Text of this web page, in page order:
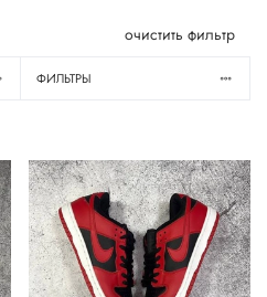
очистить фильтр
ФИЛЬТРЫ